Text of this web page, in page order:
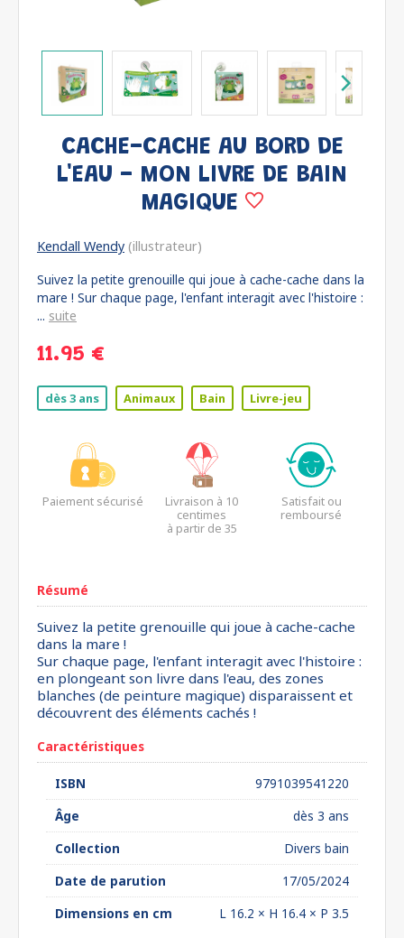
CACHE-CACHE AU BORD DE
L'EAU - MON LIVRE DE BAIN
MAGIQUE
Kendall Wendy (illustrateur)
Suivez la petite grenouille qui joue à cache-cache dans la
mare ! Sur chaque page, l'enfant interagit avec l'histoire :
... suite
11.95 €
dès 3 ans Animaux Bain Livre-jeu
Paiement sécurisé
Livraison à 10
centimes
à partir de 35
Satisfait ou
remboursé
Résumé
Suivez la petite grenouille qui joue à cache-cache
dans la mare !
Sur chaque page, l'enfant interagit avec l'histoire :
en plongeant son livre dans l'eau, des zones
blanches (de peinture magique) disparaissent et
découvrent des éléments cachés !
Caractéristiques
ISBN
9791039541220
Âge
dès 3 ans
Collection
Divers bain
Date de parution
17/05/2024
Dimensions en cm
L 16.2 × H 16.4 × P 3.5